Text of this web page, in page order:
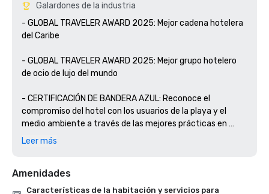
Galardones de la industria
- GLOBAL TRAVELER AWARD 2025: Mejor cadena hotelera
del Caribe
- GLOBAL TRAVELER AWARD 2025: Mejor grupo hotelero
de ocio de lujo del mundo
- CERTIFICACIÓN DE BANDERA AZUL: Reconoce el
compromiso del hotel con los usuarios de la playa y el
medio ambiente a través de las mejores prácticas en
educación e información ambiental, calidad del agua,
- BIENESTAR PARA EL CÁNCER: YHI Spa está certificado
por la prestigiosa organización Wellness for Cancer para
Leer más
Amenidades
Características de la habitación y servicios para